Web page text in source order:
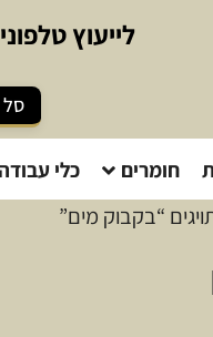
לייעוץ
סל
חומרים כלי עבודה
“בקבוק מים”